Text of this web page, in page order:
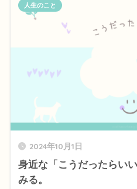
2024年10月1日
身近な「こうだったらい
みる。
人生のこと